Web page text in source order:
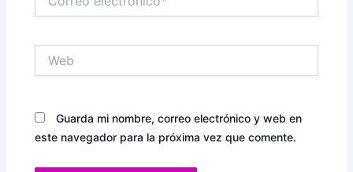
electrónico*
Guarda mi nombre, correo electrónico y web en
este navegador para la próxima vez que comente.